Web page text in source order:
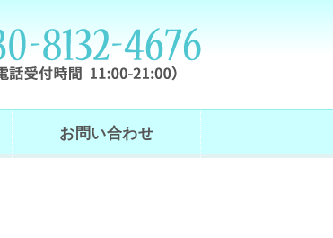
練馬区
お問い合わせ